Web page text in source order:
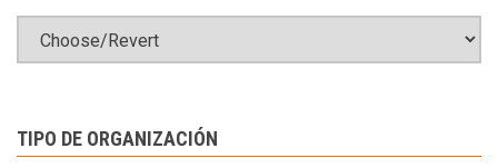
TIPO DE ORGANIZACIÓN